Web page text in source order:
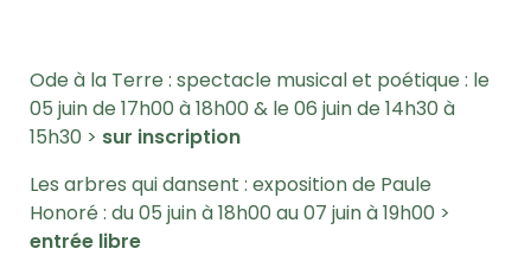
Ode à la Terre : spectacle musical et poétique : le
05 juin de 17h00 à 18h00 & le 06 juin de 14h30 à
15h30 > sur inscription
Les arbres qui dansent : exposition de Paule
Honoré : du 05 juin à 18h00 au 07 juin à 19h00 >
entrée libre